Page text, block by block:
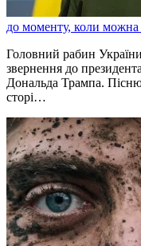
до моменту, коли можна
Головний рабин
звернення до
Дональда Трампа.
сторі…